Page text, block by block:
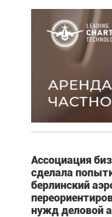
Ассоциация
сделала
берлинский
нужд деловой